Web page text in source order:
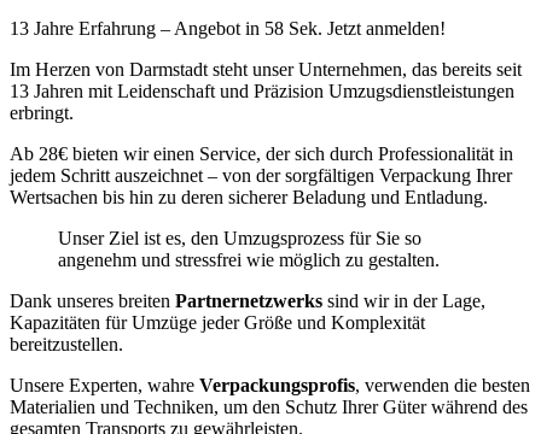
13 Jahre Erfahrung – Angebot in 58 Sek. Jetzt anmelden!
Im Herzen von Darmstadt steht unser Unternehmen, das bereits seit
13 Jahren mit Leidenschaft und Präzision Umzugsdienstleistungen
erbringt.
Ab 28€ bieten wir einen Service, der sich durch Professionalität in
jedem Schritt auszeichnet – von der sorgfältigen Verpackung Ihrer
Wertsachen bis hin zu deren sicherer Beladung und Entladung.
Unser Ziel ist es, den Umzugsprozess für Sie so
angenehm und stressfrei wie möglich zu gestalten.
Dank unseres breiten Partnernetzwerks sind wir in der Lage,
Kapazitäten für Umzüge jeder Größe und Komplexität
bereitzustellen.
Unsere Experten, wahre Verpackungsprofis, verwenden die besten
Materialien und Techniken, um den Schutz Ihrer Güter während des
gesamten Transports zu gewährleisten.